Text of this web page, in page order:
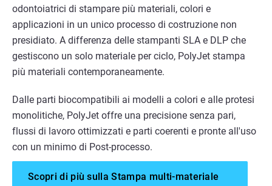
odontoiatrici di stampare più materiali, colori e
applicazioni in un unico processo di costruzione non
presidiato. A differenza delle stampanti SLA e DLP che
gestiscono un solo materiale per ciclo, PolyJet stampa
più materiali contemporaneamente.
Dalle parti biocompatibili ai modelli a colori e alle protesi
monolitiche, PolyJet offre una precisione senza pari,
flussi di lavoro ottimizzati e parti coerenti e pronte all'uso
con un minimo di Post-processo.
Scopri di più sulla Stampa multi-materiale